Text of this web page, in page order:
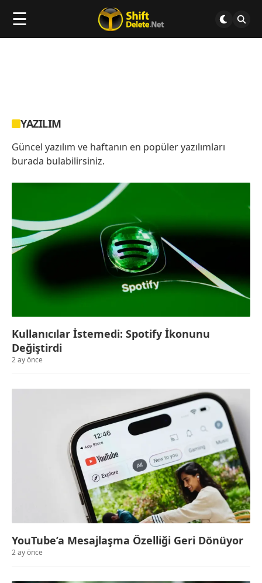
☰
YAZILIM
Güncel yazılım ve haftanın en popüler yazılımları
burada bulabilirsiniz.
Kullanıcılar İstemedi: Spotify İkonunu
Değiştirdi
2 ay önce
YouTube’a Mesajlaşma Özelliği Geri Dönüyor
2 ay önce